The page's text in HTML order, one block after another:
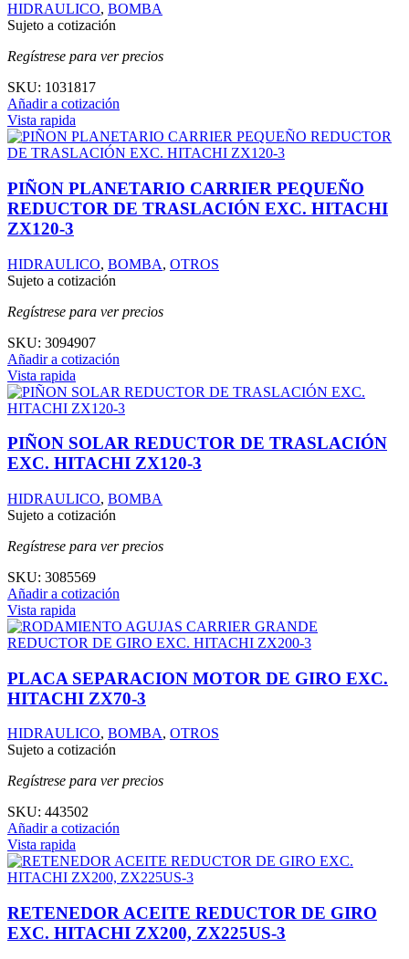
HIDRAULICO, BOMBA
Sujeto a cotización
Regístrese para ver precios
SKU: 1031817
Añadir a cotización
Vista rapida
PIÑON PLANETARIO CARRIER PEQUEÑO
REDUCTOR DE TRASLACIÓN EXC. HITACHI
ZX120-3
HIDRAULICO, BOMBA, OTROS
Sujeto a cotización
Regístrese para ver precios
SKU: 3094907
Añadir a cotización
Vista rapida
PIÑON SOLAR REDUCTOR DE TRASLACIÓN
EXC. HITACHI ZX120-3
HIDRAULICO, BOMBA
Sujeto a cotización
Regístrese para ver precios
SKU: 3085569
Añadir a cotización
Vista rapida
PLACA SEPARACION MOTOR DE GIRO EXC.
HITACHI ZX70-3
HIDRAULICO, BOMBA, OTROS
Sujeto a cotización
Regístrese para ver precios
SKU: 443502
Añadir a cotización
Vista rapida
RETENEDOR ACEITE REDUCTOR DE GIRO
EXC. HITACHI ZX200, ZX225US-3